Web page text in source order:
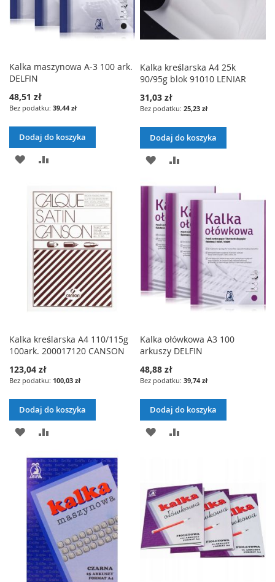
Kalka maszynowa A-3 100 ark.
DELFIN
48,51 zł
39,44 zł
Dodaj do koszyka
DODAJ
LISTY
ŻYCZEŃ
Kalka kreślarska A4 25k
90/95g blok 91010 LENIAR
31,03 zł
25,23 zł
Dodaj do koszyka
DODAJ
LISTY
ŻYCZEŃ
Kalka kreślarska A4 110/115g
100ark. 200017120 CANSON
123,04 zł
100,03 zł
Dodaj do koszyka
DODAJ
LISTY
ŻYCZEŃ
Kalka ołówkowa A3 100
arkuszy DELFIN
48,88 zł
39,74 zł
Dodaj do koszyka
DODAJ
ŻYCZEŃ